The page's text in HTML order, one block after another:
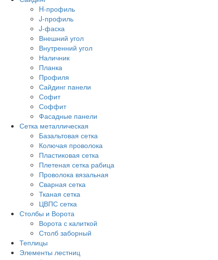
H-профиль
J-профиль
J-фаска
Внешний угол
Внутренний угол
Наличник
Планка
Профиля
Сайдинг панели
Софит
Соффит
Фасадные панели
Сетка металлическая
Базальтовая сетка
Колючая проволока
Пластиковая сетка
Плетеная сетка рабица
Проволока вязальная
Сварная сетка
Тканая сетка
ЦВПС сетка
Столбы и Ворота
Ворота с калиткой
Столб заборный
Теплицы
Элементы лестниц